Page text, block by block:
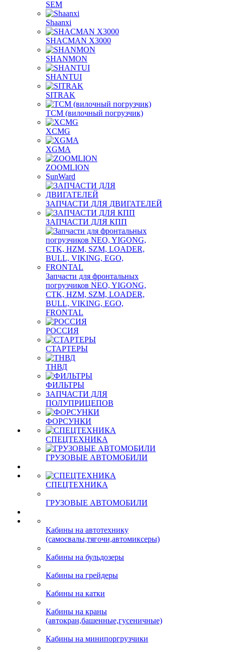
SEM
Shaanxi
SHACMAN X3000
SHANMON
SHANTUI
SITRAK
TCM (вилочный погрузчик)
XCMG
XGMA
ZOOMLION
SunWard
ЗАПЧАСТИ ДЛЯ ДВИГАТЕЛЕЙ
ЗАПЧАСТИ ДЛЯ КПП
Запчасти для фронтальных
погрузчиков NEO, YIGONG,
CTK, HZM, SZM, LOADER,
BULL, VIKING, EGO,
FRONTAL
РОССИЯ
СТАРТЕРЫ
ТНВД
ФИЛЬТРЫ
ЗАПЧАСТИ ДЛЯ
ПОЛУПРИЦЕПОВ
ФОРСУНКИ
СПЕЦТЕХНИКА
ГРУЗОВЫЕ АВТОМОБИЛИ
СПЕЦТЕХНИКА
Кабины на автотехнику
(самосвалы,тягочи,автомиксеры)
Кабины на бульдозеры
Кабины на грейдеры
Кабины на катки
Кабины на краны